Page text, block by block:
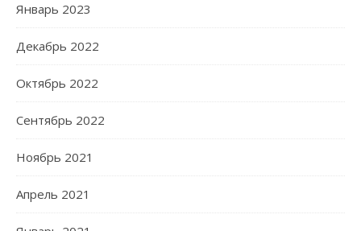
Январь 2023
Декабрь 2022
Октябрь 2022
Сентябрь 2022
Ноябрь 2021
Апрель 2021